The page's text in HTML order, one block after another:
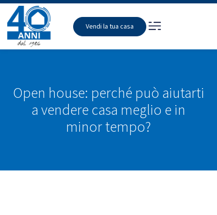
Vendi la tua casa
Open house: perché può aiutarti
a vendere casa meglio e in
minor tempo?